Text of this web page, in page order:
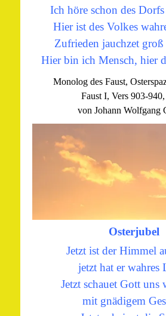
Ich höre schon des
Hier ist des Volkes
Zufrieden jauchzet
Hier bin ich Mensch, hier
Monolog des Faust,
Faust I, Vers 903-
von Johann Wolfgang
Osterjubel
Jetzt ist der Himmel
jetzt hat er wahres
Jetzt schauet Gott uns
mit gnädigem